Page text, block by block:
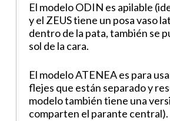
El modelo ODIN es apilable
y el ZEUS tiene un posa vaso
dentro de la pata, también se
sol de la cara.
El modelo ATENEA es para
flejes que están separado y
modelo también tiene una
comparten el parante central).